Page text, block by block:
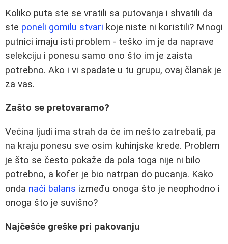
Koliko puta ste se vratili sa putovanja i shvatili da
ste poneli gomilu stvari koje niste ni koristili? Mnogi
putnici imaju isti problem - teško im je da naprave
selekciju i ponesu samo ono što im je zaista
potrebno. Ako i vi spadate u tu grupu, ovaj članak je
za vas.
Zašto se pretovaramo?
Većina ljudi ima strah da će im nešto zatrebati, pa
na kraju ponesu sve osim kuhinjske krede. Problem
je što se često pokaže da pola toga nije ni bilo
potrebno, a kofer je bio natrpan do pucanja. Kako
onda naći balans između onoga što je neophodno i
onoga što je suvišno?
Najčešće greške pri pakovanju